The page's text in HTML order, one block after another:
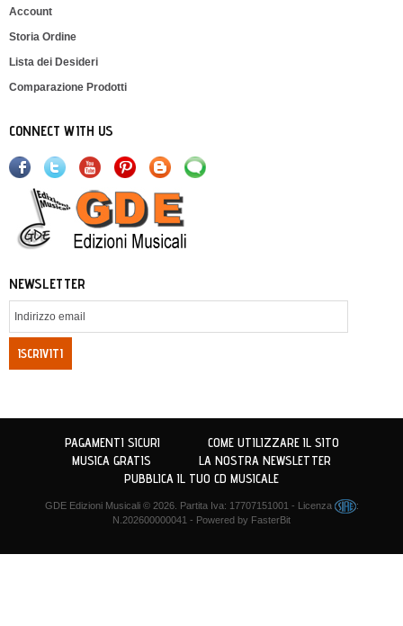
Account
Storia Ordine
Lista dei Desideri
Comparazione Prodotti
CONNECT WITH US
NEWSLETTER
ISCRIVITI
PAGAMENTI SICURI
COME UTILIZZARE IL SITO
MUSICA GRATIS
LA NOSTRA NEWSLETTER
PUBBLICA IL TUO CD MUSICALE
GDE Edizioni Musicali© 2026. Partita Iva: 17707151001 - Licenza
:
N.202600000041 - Powered by FasterBit